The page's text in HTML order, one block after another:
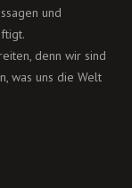
und
denn wir sind
was uns die Welt